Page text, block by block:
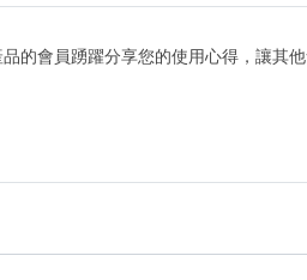
的會員踴躍分享您的使用心得，讓其